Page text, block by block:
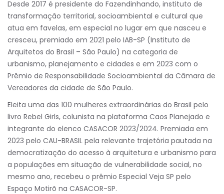
Desde 2017 é presidente do Fazendinhando, instituto de
transformação territorial, socioambiental e cultural que
atua em favelas, em especial no lugar em que nasceu e
cresceu, premiado em 2021 pelo IAB-SP (Instituto de
Arquitetos do Brasil – São Paulo) na categoria de
urbanismo, planejamento e cidades e em 2023 com o
Prêmio de Responsabilidade Socioambiental da Câmara de
Vereadores da cidade de São Paulo.
Eleita uma das 100 mulheres extraordinárias do Brasil pelo
livro Rebel Girls, colunista na plataforma Caos Planejado e
integrante do elenco CASACOR 2023/2024. Premiada em
2023 pelo CAU-BRASIL pela relevante trajetória pautada na
democratização do acesso à arquitetura e urbanismo para
a populações em situação de vulnerabilidade social, no
mesmo ano, recebeu o prêmio Especial Veja SP pelo
Espaço Motirõ na CASACOR-SP.